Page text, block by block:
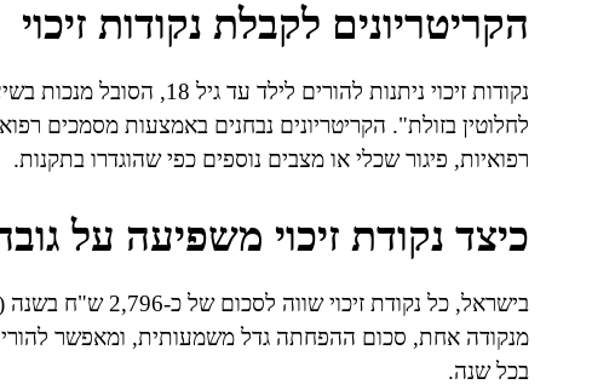
הקריטריונים לקבלת נקודות זיכוי
לחלוטין בזולת". הקריטריונים נבחנים באמצעות מסמכים
רפואיות, פיגור שכלי או מצבים נוספים כפי שהוגדרו בתקנות.
כיצד נקודת זיכוי משפיעה על
מנקודה אחת, סכום ההפחתה גדל משמעותית, ומאפשר
בכל שנה.